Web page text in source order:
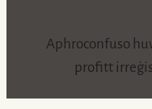
Aphroconfuso
profitt